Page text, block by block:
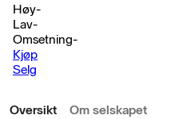
Høy-
Lav-
Omsetning-
Kjøp
Selg
Oversikt Om selskapet